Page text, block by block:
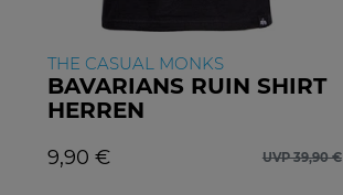
THE CASUAL MONKS
BAVARIANS RUIN SHIRT
HERREN
UVP 39,90 €
9,90 €